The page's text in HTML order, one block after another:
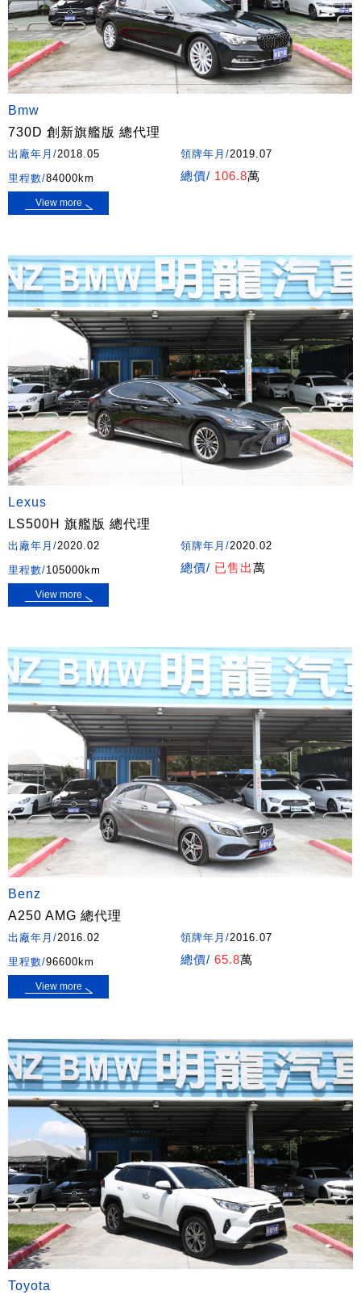
Bmw
730D 創新旗艦版 總代理
出廠年月/2018.05 領牌年月/2019.07
里程數/84000km 總價/ 106.8萬
View more
Lexus
LS500H 旗艦版 總代理
出廠年月/2020.02 領牌年月/2020.02
里程數/105000km 總價/ 已售出萬
View more
Benz
A250 AMG 總代理
出廠年月/2016.02 領牌年月/2016.07
里程數/96600km 總價/ 65.8萬
View more
Toyota